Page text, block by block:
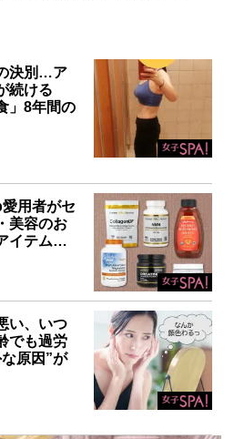
決別…ア
続ける
」8年間の
用者がセ
美容のお
イテム…
い、いつ
でも過労
原因”が